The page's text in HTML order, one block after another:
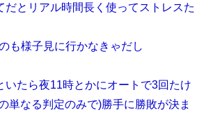
だとリアル時間長く使ってストレスた
も様子見に行かなきゃだし
いたら夜11時とかにオートで3回たけ
単なる判定のみで)勝手に勝敗が決ま